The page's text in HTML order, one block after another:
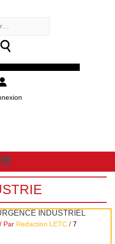
Menu
INDUSTRIEL
/ Par Redaction LETC /7